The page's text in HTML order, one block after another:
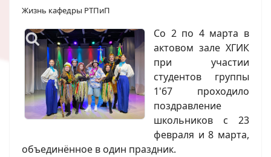
Жизнь кафедры РТПиП
Со 2 по 4 марта в
актовом зале ХГИК
при участии
студентов группы
1'67 проходило
поздравление
школьников с 23
февраля и 8 марта,
объединённое в один праздник.